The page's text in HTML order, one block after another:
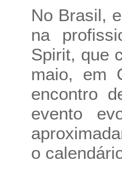
No Brasil,
na
Spirit, que
maio, em
encontro
evento
o